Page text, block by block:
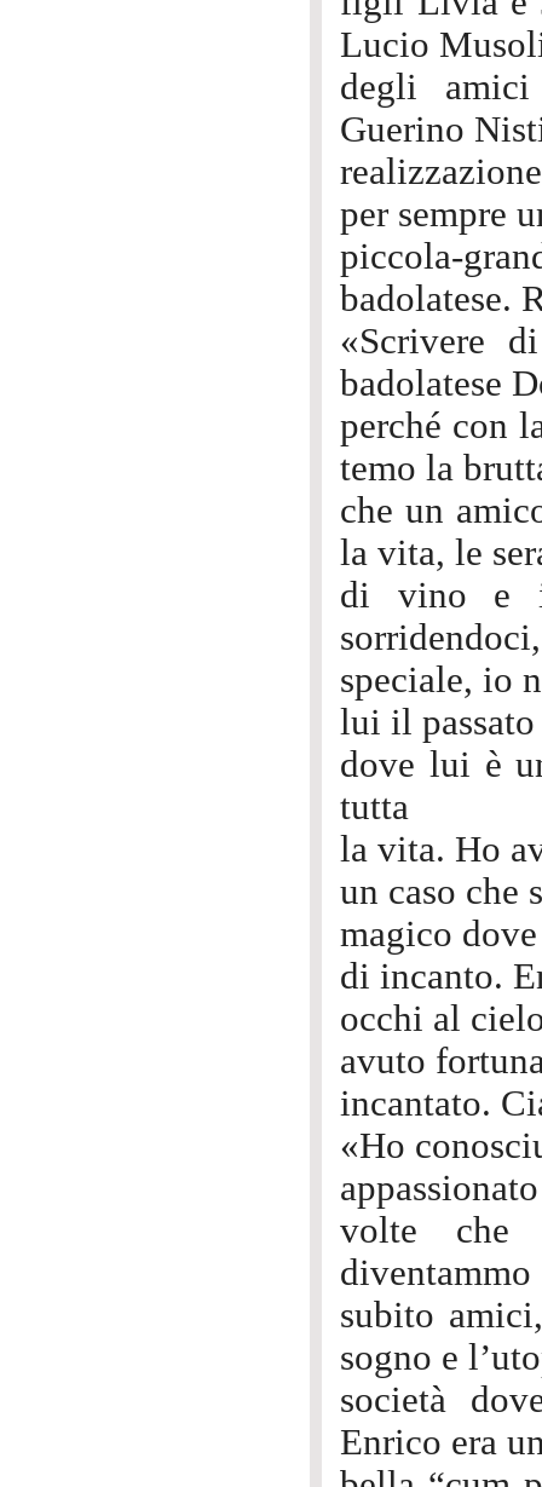
Lucio
degli
Guerino
per sempre
piccola-
badolatese.
«Scrivere
badolatese
perché con
temo la
che un
la vita, le
di vino e
speciale, io
lui il passato
dove lui è
tutta
la vita. Ho
un caso che
magico
di incanto.
occhi al
avuto
incantato.
«Ho
volte che
diventammo
subito
sogno e
società
Enrico era